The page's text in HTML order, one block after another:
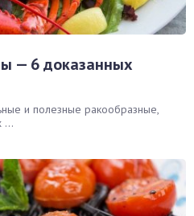
— 6 доказанных
и полезные ракообразные,
...